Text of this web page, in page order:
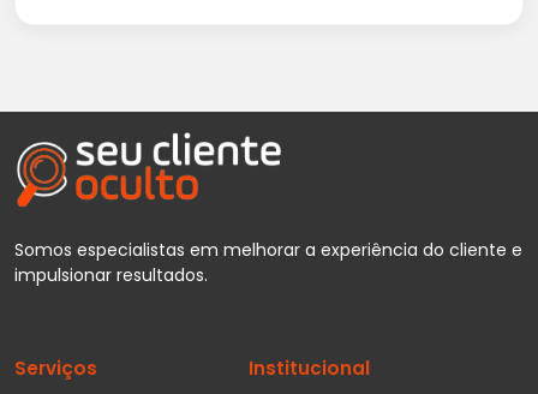
Somos especialistas em melhorar a experiência do cliente e
impulsionar resultados.
Serviços Institucional